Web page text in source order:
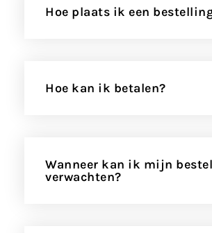
Hoe plaats ik een
Hoe kan ik betalen?
Wanneer kan ik mijn
verwachten?